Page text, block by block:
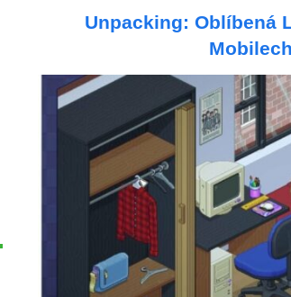
Unpacking: Oblíbená